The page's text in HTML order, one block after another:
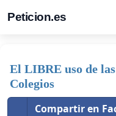
Peticion.es
El LIBRE uso de
Colegios
Compartir en